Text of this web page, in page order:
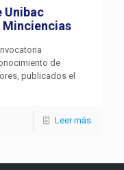
Unibac
Minciencias
de
publicados el
Leer más